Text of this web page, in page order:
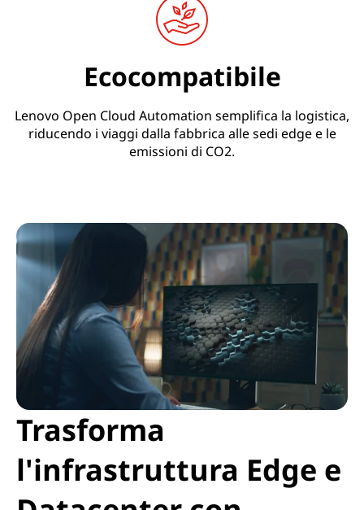
Ecocompatibile
Lenovo Open Cloud Automation semplifica la logistica,
riducendo i viaggi dalla fabbrica alle sedi edge e le
emissioni di CO2.
Trasforma
l'infrastruttura Edge e